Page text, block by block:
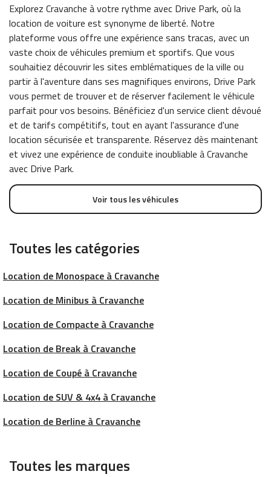
Explorez Cravanche à votre rythme avec Drive Park, où la
location de voiture est synonyme de liberté. Notre
plateforme vous offre une expérience sans tracas, avec un
vaste choix de véhicules premium et sportifs. Que vous
souhaitiez découvrir les sites emblématiques de la ville ou
partir à l'aventure dans ses magnifiques environs, Drive Park
vous permet de trouver et de réserver facilement le véhicule
parfait pour vos besoins. Bénéficiez d'un service client dévoué
et de tarifs compétitifs, tout en ayant l'assurance d'une
location sécurisée et transparente. Réservez dès maintenant
et vivez une expérience de conduite inoubliable à Cravanche
avec Drive Park.
Voir tous les véhicules
Toutes les catégories
Location de Monospace à Cravanche
Location de Minibus à Cravanche
Location de Compacte à Cravanche
Location de Break à Cravanche
Location de Coupé à Cravanche
Location de SUV & 4x4 à Cravanche
Location de Berline à Cravanche
Toutes les marques